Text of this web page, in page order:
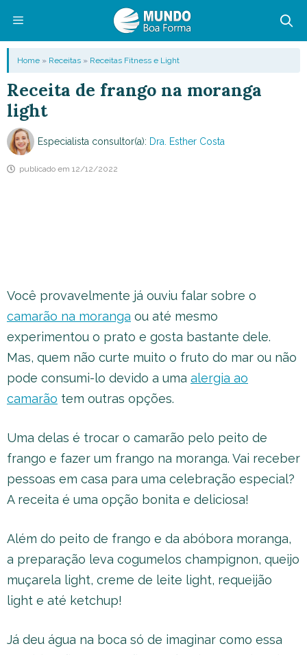
conteúdo
Menu
Home » Receitas » Receitas Fitness e Light
Receita de frango na moranga
light
Especialista consultor(a): Dra. Esther Costa
publicado em 12/12/2022
Você provavelmente já ouviu falar sobre o
camarão na moranga ou até mesmo
experimentou o prato e gosta bastante dele.
Mas, quem não curte muito o fruto do mar ou não
pode consumi-lo devido a uma alergia ao
camarão tem outras opções.
Uma delas é trocar o camarão pelo peito de
frango e fazer um frango na moranga. Vai receber
pessoas em casa para uma celebração especial?
A receita é uma opção bonita e deliciosa!
Além do peito de frango e da abóbora moranga,
a preparação leva cogumelos champignon, queijo
muçarela light, creme de leite light, requeijão
light e até ketchup!
Já deu água na boca só de imaginar como essa